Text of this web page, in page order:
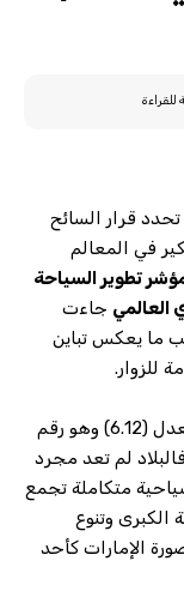
قرار السائح
في المعالم
تطوير السياحة
جاءت
ما يعكس تباين
للزوار.
القائمة بمعدل (6.12) وهو رقم
لم تعد مجرد
متكاملة تجمع
الكبرى وتنوع
الإمارات كأحد